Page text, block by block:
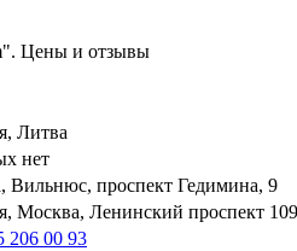
Цены и отзывы
Литва
нет
Вильнюс, проспект Гедимина, 9
Москва, Ленинский проспект 109
206 00 93